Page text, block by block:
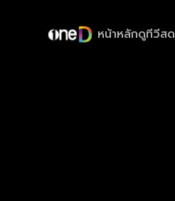
หน้าหลักดูทีวีสด